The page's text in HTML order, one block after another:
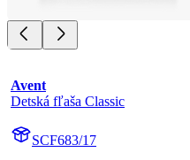
Avent
Detská fľaša Classic
SCF683/17